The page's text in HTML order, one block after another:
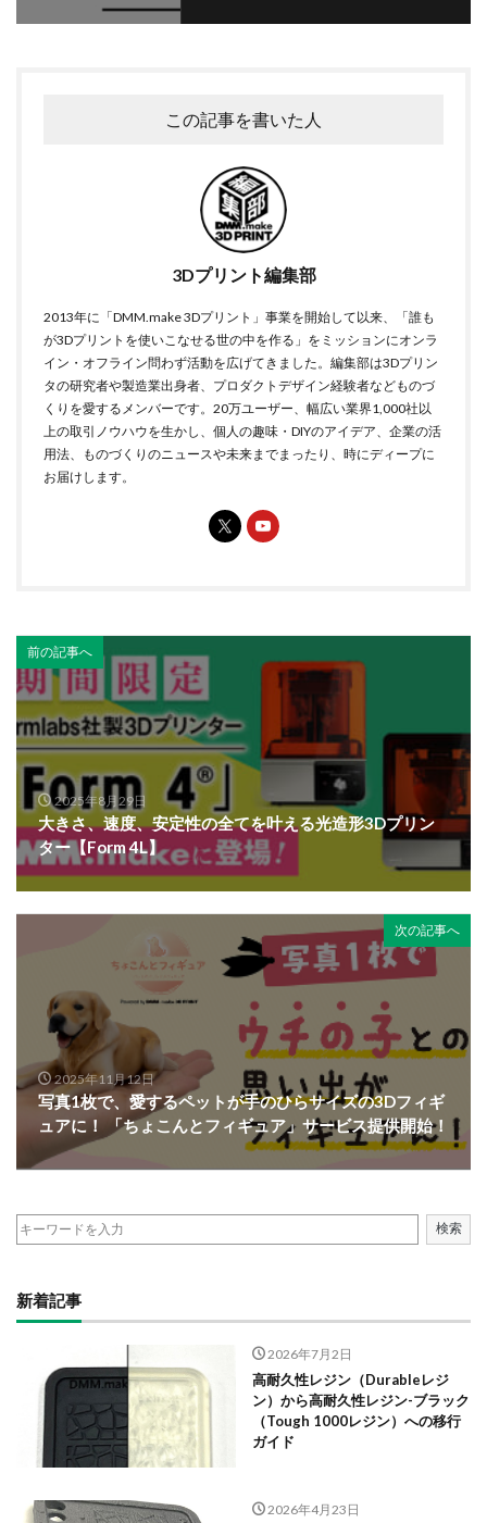
この記事を書いた人
3Dプリント編集部
2013年に「DMM.make 3Dプリント」事業を開始して以来、「誰も
が3Dプリントを使いこなせる世の中を作る」をミッションにオンラ
イン・オフライン問わず活動を広げてきました。編集部は3Dプリン
タの研究者や製造業出身者、プロダクトデザイン経験者などものづ
くりを愛するメンバーです。20万ユーザー、幅広い業界1,000社以
上の取引ノウハウを生かし、個人の趣味・DIYのアイデア、企業の活
用法、ものづくりのニュースや未来までまったり、時にディープに
お届けします。
前の記事へ
2025年8月29日
大きさ、速度、安定性の全てを叶える光造形3Dプリン
ター【Form 4L】
次の記事へ
2025年11月12日
写真1枚で、愛するペットが手のひらサイズの3Dフィギ
ュアに！ 「ちょこんとフィギュア」サービス提供開始！
検索
新着記事
2026年7月2日
高耐久性レジン（Durableレジ
ン）から高耐久性レジン-ブラック
（Tough 1000レジン）への移行
ガイド
2026年4月23日